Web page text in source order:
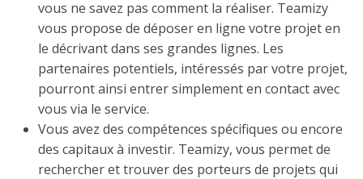
vous ne savez pas comment la réaliser. Teamizy
vous propose de déposer en ligne votre projet en
le décrivant dans ses grandes lignes. Les
partenaires potentiels, intéressés par votre projet,
pourront ainsi entrer simplement en contact avec
vous via le service.
Vous avez des compétences spécifiques ou encore
des capitaux à investir. Teamizy, vous permet de
rechercher et trouver des porteurs de projets qui